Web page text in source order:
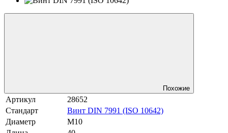
Похожие
Артикул
28652
Стандарт
Винт DIN 7991 (ISO 10642)
Диаметр
М10